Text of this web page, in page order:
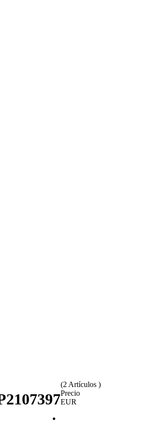
(2 Artículos )
Precio
EUR